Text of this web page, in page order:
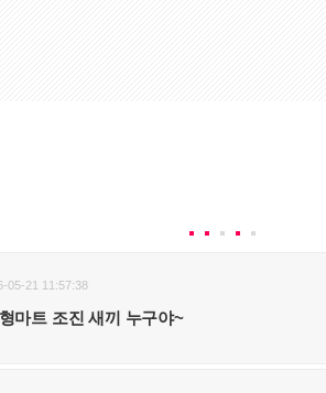
05-21 11:57:38
마트 조진 새끼 누구야~